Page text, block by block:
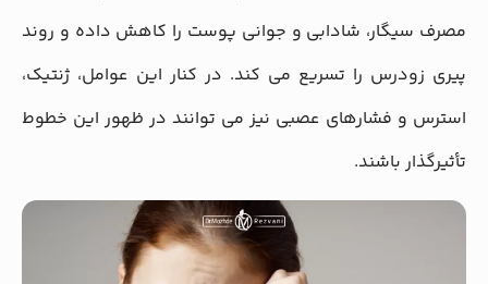
مصرف سیگار، شادابی و جوانی پوست را کاهش داده و روند
پیری زودرس را تسریع می‌ کند. در کنار این عوامل، ژنتیک،
استرس و فشارهای عصبی نیز می‌ توانند در ظهور این خطوط
تأثیرگذار باشند.